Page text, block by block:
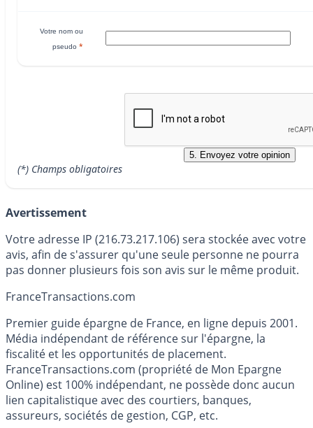
Votre nom ou
pseudo *
(*) Champs obligatoires
Avertissement
Votre adresse IP (216.73.217.106) sera stockée avec votre
avis, afin de s'assurer qu'une seule personne ne pourra
pas donner plusieurs fois son avis sur le même produit.
FranceTransactions.com
Premier guide épargne de France, en ligne depuis 2001.
Média indépendant de référence sur l'épargne, la
fiscalité et les opportunités de placement.
FranceTransactions.com (propriété de Mon Epargne
Online) est 100% indépendant, ne possède donc aucun
lien capitalistique avec des courtiers, banques,
assureurs, sociétés de gestion, CGP, etc.